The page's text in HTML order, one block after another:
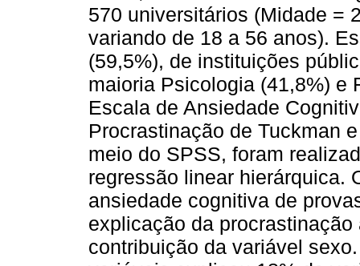
570 universitários (Midade =
variando de 18 a 56 anos).
(59,5%), de instituições
maioria Psicologia (41,8%) e
Escala de Ansiedade
Procrastinação de Tuckman
meio do SPSS, foram
regressão linear hierárquica.
ansiedade cognitiva de
explicação da
contribuição da variável